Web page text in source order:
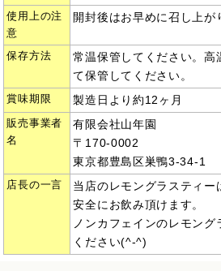
使用上の注
意
開封後はお早めに召し上が
保存方法
常温保管してください。高
て保管してください。
賞味期限 製造日より約12ヶ月
販売事業者
名
有限会社山年園
〒170-0002
東京都豊島区巣鴨3-34-1
店長の一言
当店のレモングラスティ
安全にお飲み頂けます。
ノンカフェインのレモング
ください(^-^)